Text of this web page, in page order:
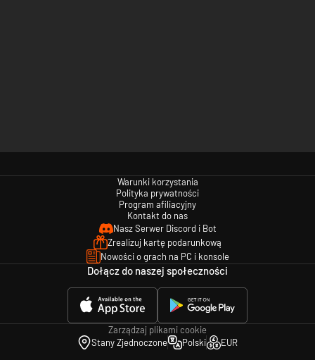
Warunki korzystania
Polityka prywatności
Program afiliacyjny
Kontakt do nas
Nasz Serwer Discord i Bot
Zrealizuj kartę podarunkową
Nowości o grach na PC i konsole
Dołącz do naszej społeczności
Zarządzaj plikami cookie
Stany Zjednoczone
Polski EUR